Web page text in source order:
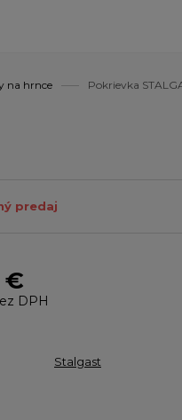
na hrnce Pokrievka
predaj
€
DPH
Stalgast